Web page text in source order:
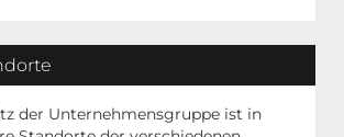
der Unternehmensgruppe ist in